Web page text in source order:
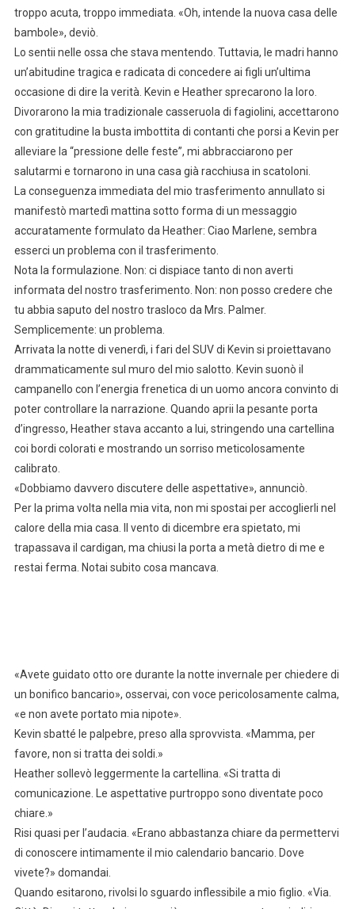
troppo acuta, troppo immediata. «Oh, intende la nuova casa delle
bambole», deviò.
Lo sentii nelle ossa che stava mentendo. Tuttavia, le madri hanno
un’abitudine tragica e radicata di concedere ai figli un’ultima
occasione di dire la verità. Kevin e Heather sprecarono la loro.
Divorarono la mia tradizionale casseruola di fagiolini, accettarono
con gratitudine la busta imbottita di contanti che porsi a Kevin per
alleviare la “pressione delle feste”, mi abbracciarono per
salutarmi e tornarono in una casa già racchiusa in scatoloni.
La conseguenza immediata del mio trasferimento annullato si
manifestò martedì mattina sotto forma di un messaggio
accuratamente formulato da Heather: Ciao Marlene, sembra
esserci un problema con il trasferimento.
Nota la formulazione. Non: ci dispiace tanto di non averti
informata del nostro trasferimento. Non: non posso credere che
tu abbia saputo del nostro trasloco da Mrs. Palmer.
Semplicemente: un problema.
Arrivata la notte di venerdì, i fari del SUV di Kevin si proiettavano
drammaticamente sul muro del mio salotto. Kevin suonò il
campanello con l’energia frenetica di un uomo ancora convinto di
poter controllare la narrazione. Quando aprii la pesante porta
d’ingresso, Heather stava accanto a lui, stringendo una cartellina
coi bordi colorati e mostrando un sorriso meticolosamente
calibrato.
«Dobbiamo davvero discutere delle aspettative», annunciò.
Per la prima volta nella mia vita, non mi spostai per accoglierli nel
calore della mia casa. Il vento di dicembre era spietato, mi
trapassava il cardigan, ma chiusi la porta a metà dietro di me e
restai ferma. Notai subito cosa mancava.
«Avete guidato otto ore durante la notte invernale per chiedere di
un bonifico bancario», osservai, con voce pericolosamente calma,
«e non avete portato mia nipote».
Kevin sbatté le palpebre, preso alla sprovvista. «Mamma, per
favore, non si tratta dei soldi.»
Heather sollevò leggermente la cartellina. «Si tratta di
comunicazione. Le aspettative purtroppo sono diventate poco
chiare.»
Risi quasi per l’audacia. «Erano abbastanza chiare da permettervi
di conoscere intimamente il mio calendario bancario. Dove
vivete?» domandai.
Quando esitarono, rivolsi lo sguardo inflessibile a mio figlio. «Via.